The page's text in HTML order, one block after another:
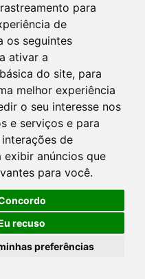
para
de
os seguintes
ativar a
do site, para
melhor experiência
o seu interesse nos
e serviços e para
de
exibir anúncios que
para você.
recuso
preferências
existe.